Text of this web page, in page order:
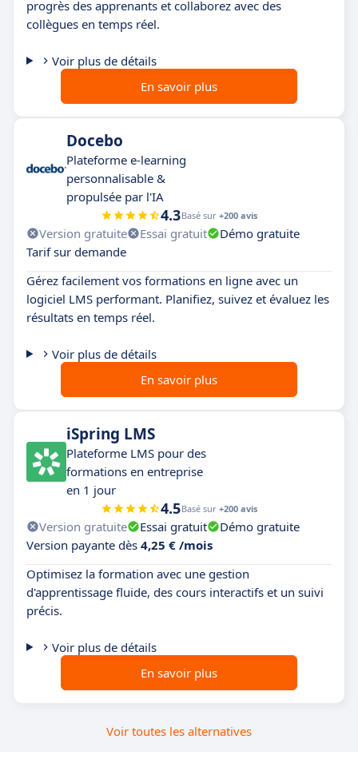
progrès des apprenants et collaborez avec des
collègues en temps réel.
Voir plus de détails
En savoir plus
Docebo
Plateforme e-learning
personnalisable &
propulsée par l'IA
4.3Basé sur +200 avis
Version gratuite Essai gratuit
Démo gratuite
Tarif sur demande
Gérez facilement vos formations en ligne avec un
logiciel LMS performant. Planifiez, suivez et évaluez les
résultats en temps réel.
Voir plus de détails
En savoir plus
iSpring LMS
Plateforme LMS pour des
formations en entreprise
en 1 jour
4.5Basé sur +200 avis
Version gratuite Essai gratuit
Démo gratuite
Version payante dès 4,25 € /mois
Optimisez la formation avec une gestion
d'apprentissage fluide, des cours interactifs et un suivi
précis.
Voir plus de détails
En savoir plus
Voir toutes les alternatives